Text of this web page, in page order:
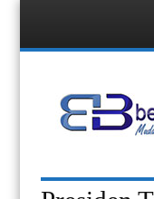
Menu
to
Berita
Menu
Skip